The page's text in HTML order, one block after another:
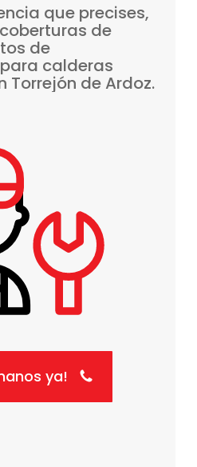
que precises,
coberturas de
de
para calderas
Torrejón de Ardoz.
ya!